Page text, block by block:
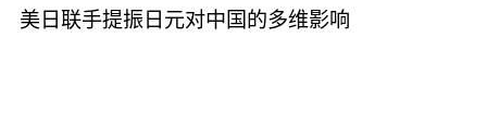
美日联手提振日元对中国的多维影响